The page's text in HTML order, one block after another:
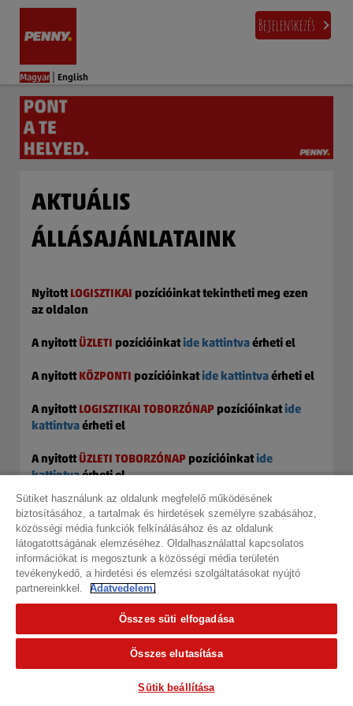
Bejelentkezés
Magyar English
AKTUÁLIS
ÁLLÁSAJÁNLATAINK
NyitottLOGISZTIKAI pozícióinkat tekintheti meg ezen
az oldalon
A nyitottÜZLETI pozícióinkatide kattintvaérheti el
A nyitottKÖZPONTI pozícióinkatide kattintvaérheti el
A nyitottLOGISZTIKAI TOBORZÓNAP pozícióinkatide
kattintvaérheti el
A nyitottÜZLETI TOBORZÓNAP pozícióinkatide
kattintvaérheti el
Keresés az álláshirdetések között
Sütiket használunk az oldalunk megfelelő működésének
biztosításához, a tartalmak és hirdetések személyre szabásához,
közösségi média funkciók felkínálásához és az oldalunk
látogatottságának elemzéséhez. Oldalhasználattal kapcsolatos
információkat is megosztunk a közösségi média területén
tevékenykedő, a hirdetési és elemzési szolgáltatásokat nyújtó
partnereinkkel.
Adatvedelem.
Összes süti elfogadása
Összes elutasítása
Sütik beállítása